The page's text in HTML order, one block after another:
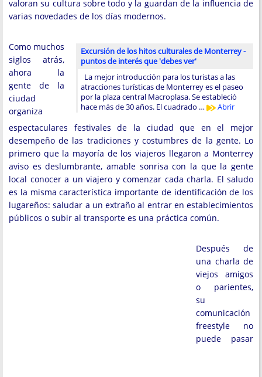
valoran su cultura sobre todo y la guardan de la influencia de
varias novedades de los días modernos.
Excursión de los hitos culturales de Monterrey -
puntos de interés que 'debes ver'
La mejor introducción para los turistas a las
atracciones turísticas de Monterrey es el paseo
por la plaza central Macroplasa. Se estableció
hace más de 30 años. El cuadrado …
Abrir
Como muchos
siglos atrás,
ahora la
gente de la
ciudad
organiza
espectaculares festivales de la ciudad que en el mejor
desempeño de las tradiciones y costumbres de la gente. Lo
primero que la mayoría de los viajeros llegaron a Monterrey
aviso es deslumbrante, amable sonrisa con la que la gente
local conocer a un viajero y comenzar cada charla. El saludo
es la misma característica importante de identificación de los
lugareños: saludar a un extraño al entrar en establecimientos
públicos o subir al transporte es una práctica común.
Después de
una charla de
viejos amigos
o parientes,
su
comunicación
freestyle no
puede pasar